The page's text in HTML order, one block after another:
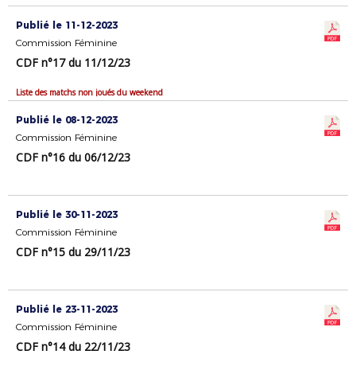
Publié le 11-12-2023
Commission Féminine
CDF n°17 du 11/12/23
Liste des matchs non joués du weekend
Publié le 08-12-2023
Commission Féminine
CDF n°16 du 06/12/23
Publié le 30-11-2023
Commission Féminine
CDF n°15 du 29/11/23
Publié le 23-11-2023
Commission Féminine
CDF n°14 du 22/11/23